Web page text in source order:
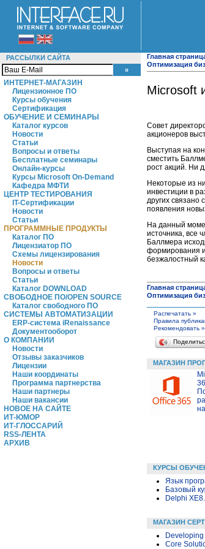
РАССЫЛКИ САЙТА
ИНТЕРНЕТ-МАГАЗИН
Лицензионное ПО
Курсы обучения
Сертификация
ОБУЧЕНИЕ И СЕМИНАРЫ
Каталог курсов
Новости
Статьи
Вопросы и ответы
Бесплатные семинары
Онлайн-курсы
Курсы Microsoft On-Demand
Кафедра МФТИ
ЦЕНТР ТЕСТИРОВАНИЯ
IT-Сертификации
Новости
Статьи
ПРОГРАММНЫЕ ПРОДУКТЫ
Каталог ПО
Лицензиатор ПО
Схемы лицензирования
Новости
Вопросы и ответы
Статьи
Каталог DOWNLOAD
СВОБОДНОЕ ПО/OPEN SOURCE
Каталог свободного ПО
СИСТЕМЫ АВТОМАТИЗАЦИИ
ERP-система iRenaissance
Документооборот
О КОМПАНИИ
Новости
Отзывы заказчиков
Лицензии
Наши координаты
Программа партнерства
Наши партнеры
Наши вакансии
НОВОЕ НА САЙТЕ
ИТ-ЮМОР
ИТ-ГЛОССАРИЙ
RSS-ЛЕНТА
АРХИВ
Главная
Оптимизация
Microsoft
Совет
акционеров
Выступая на
сместить
рост акций. Ни
Некоторые из
инвестиции в
других связано
появления
На данный
источника, все
Баллмера
формирования
безжалостный
Главная
Оптимизация
Распечатать »
Правила
Рекомендовать »
МАГАЗИН
КУРСЫ
Язык
Базовый
Delphi
МАГАЗИН
Core